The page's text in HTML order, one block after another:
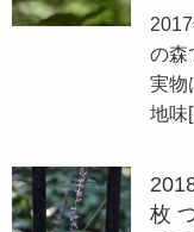
の森
実物
地味
枚